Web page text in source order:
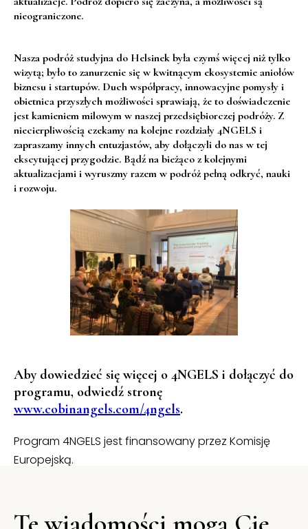
nieograniczone.
Nasza podróż studyjna do Helsinek była czymś więcej niż tylko
wizytą; było to zanurzenie się w kwitnącym ekosystemie aniołów
biznesu i startupów. Duch współpracy, innowacyjne pomysły i
obietnica przyszłych możliwości sprawiają, że to doświadczenie
jest kamieniem milowym w naszej przedsiębiorczej podróży. Z
niecierpliwością czekamy na kolejne rozdziały 4NGELS i
zapraszamy innych entuzjastów, aby dołączyli do nas w tej
ekscytującej przygodzie. Bądź na bieżąco z kolejnymi
aktualizacjami i wyruszmy razem w podróż pełną odkryć, nauki
i rozwoju.
Aby dowiedzieć się więcej o 4NGELS i dołączyć do
programu, odwiedź stronę
www.cobinangels.com/4ngels.
Program 4NGELS jest finansowany przez Komisję
Europejską.